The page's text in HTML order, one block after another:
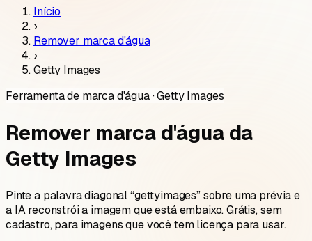
Início
›
Remover marca d'água
›
Getty Images
Ferramenta de marca d'água · Getty Images
Remover marca d'água da
Getty Images
Pinte a palavra diagonal “gettyimages” sobre uma prévia e
a IA reconstrói a imagem que está embaixo. Grátis, sem
cadastro, para imagens que você tem licença para usar.